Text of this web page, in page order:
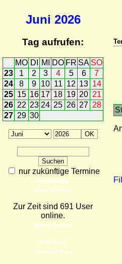
Juni 2026
Tag aufrufen:
MO DI MI DO FR SA SO
23
1 2 3 4 5 6
7
24
8 9 10 11 12 13 14
25 15 16 17 18 19 20 21
26 22 23 24 25 26 27 28
27 29 30
nur zukünftige Termine
Detailsuche
Neue Einträge
Zur Zeit sind 691 User
online.
Wer ist online?
RSS-Feed
iCalendar-Feed